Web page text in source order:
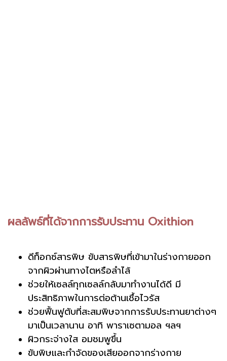
ผลลัพธ์ที่ได้จากการรับประทาน Oxithion
ดีท็อกซ์สารพิษ ขับสารพิษที่เข้ามาในร่างกายออก
จากผิวผ่านทางไตหรือลำไล้
ช่วยให้เซลล์ทุกเซลล์กลับมาทำงานได้ดี มี
ประสิทธิภาพในการต่อต้านเชื้อไวรัส
ช่วยฟื้นฟูตับที่สะสมพิษจากการรับประทานยาต่างๆ
มาเป็นเวลานาน อาทิ พาราเซตามอล ฯลฯ
ผิวกระจ่างใส อมชมพูขึ้น
ขับพิษและกำจัดของเสียออกจากร่างกาย